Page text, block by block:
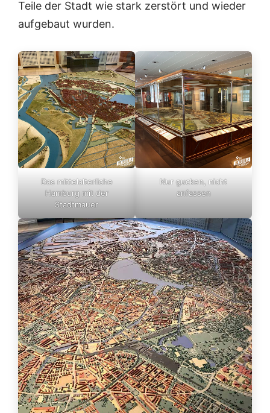
Teile der Stadt wie stark zerstört und wieder
aufgebaut wurden.
Das mittelalterliche
Hamburg mit der
Stadtmauer
Nur gucken, nicht
anfassen